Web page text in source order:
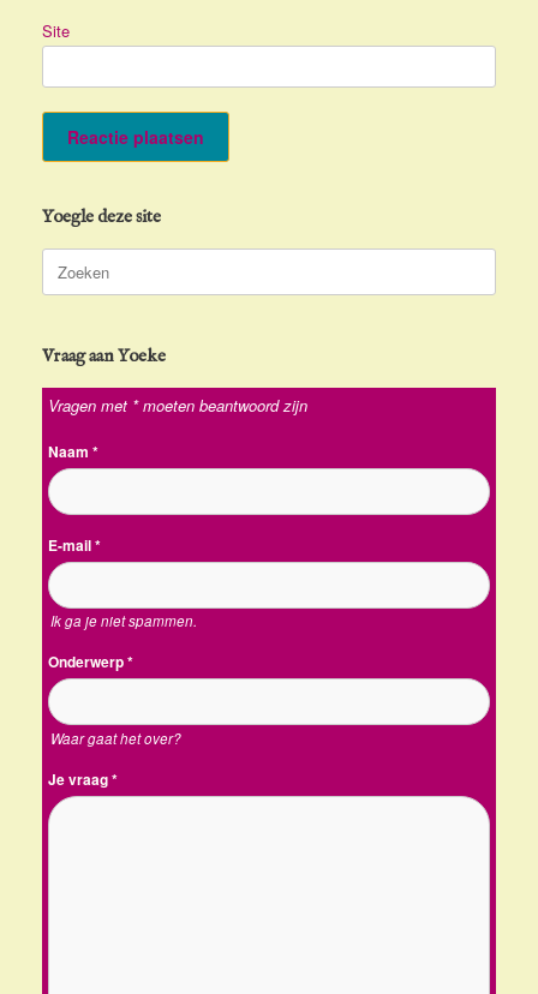
Site
Yoegle deze site
Zoeken
naar:
Vraag aan Yoeke
Vragen met * moeten beantwoord zijn
Naam *
E-mail*
Ik ga je niet spammen.
Onderwerp*
Waar gaat het over?
Je vraag*